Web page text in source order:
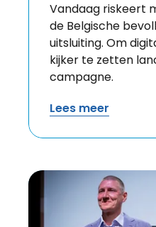
Vandaag riskeert
de Belgische
uitsluiting. Om
kijker te zetten
campagne.
Lees meer